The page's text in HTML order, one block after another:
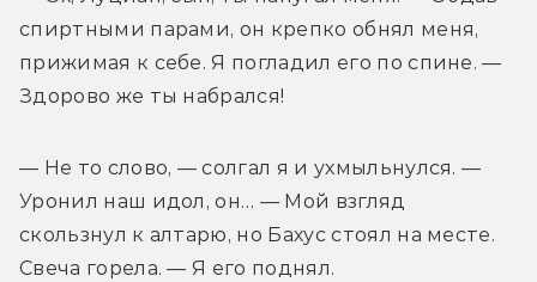
спиртными парами, он крепко обнял меня,
прижимая к себе. Я погладил его по спине. —
Здорово же ты набрался!
— Не то слово, — солгал я и ухмыльнулся. —
Уронил наш идол, он… — Мой взгляд
скользнул к алтарю, но Бахус стоял на месте.
Свеча горела. — Я его поднял.